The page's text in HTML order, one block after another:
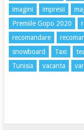
imagini
impresii
Premiile Gopo 2020
recomandare
snowboard
Taxi
Tunisia
vacanta